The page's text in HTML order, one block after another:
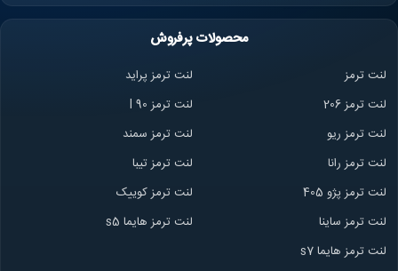
محصولات پرفروش
لنت ترمز
لنت ترمز پراید
لنت ترمز 206
لنت ترمز l 90
لنت ترمز ریو
لنت ترمز سمند
لنت ترمز رانا
لنت ترمز تیبا
لنت ترمز پژو 405
لنت ترمز کوییک
لنت ترمز ساینا
لنت ترمز هایما s5
لنت ترمز هایما s7